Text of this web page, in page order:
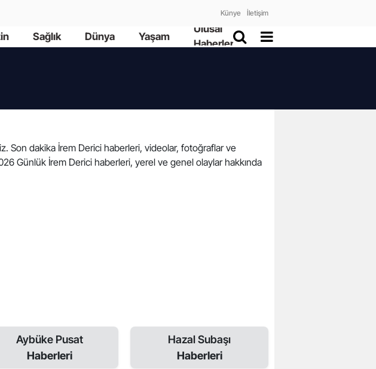
Künye İletişim
Sağlık Dünya Yaşam
Ulusal
Haberler
Son dakika İrem Derici haberleri, videolar, fotoğraflar ve
Günlük İrem Derici haberleri, yerel ve genel olaylar hakkında
Aybüke Pusat
Haberleri
Hazal Subaşı
Haberleri